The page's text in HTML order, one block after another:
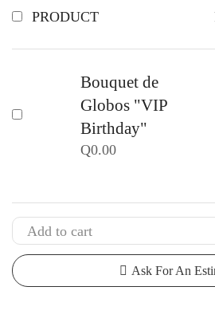
PRODUCT
Bouquet de
Globos "VIP
Birthday"
Q0.00
Ask For An